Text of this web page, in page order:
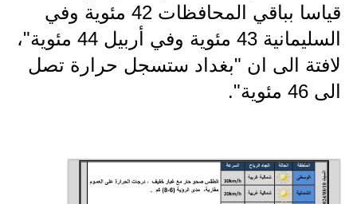
اسئلة وزارية
المرحلة الابتدائية
مرشحات
قياسا بباقي المحافظات 42 مئوية وفي
السليمانية 43 مئوية وفي أربيل 44 مئوية"،
لافتة الى ان "بغداد ستسجل حرارة تصل
الى 46 مئوية".